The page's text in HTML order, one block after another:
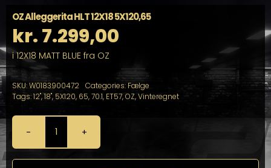
OZ Alleggerita HLT 12X18 5X120,65
kr.7.299,00
i 12X18 MATT BLUE fra OZ
SKU:W0183900472 Categories: Fælge
Tags:12",18", 5X120, 65,70.1, ET57,OZ,Vinteregnet
OZ
Alleggerita
HLT